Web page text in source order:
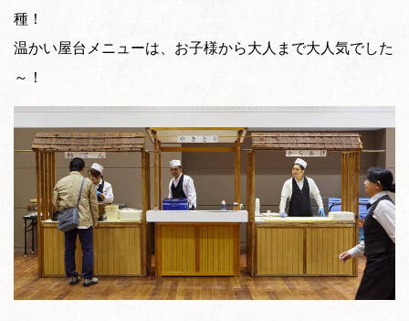
種！
温かい屋台メニューは、お子様から大人まで大人気でした
～！